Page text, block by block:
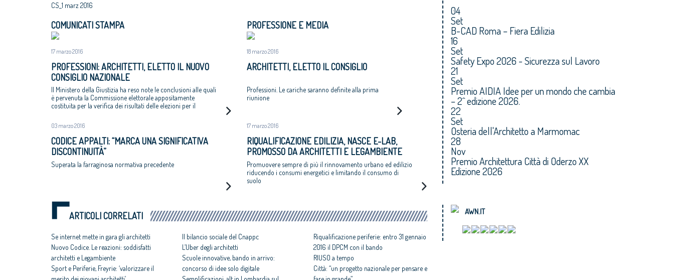
CS_1 marz 2016
COMUNICATI STAMPA
17 marzo 2016
PROFESSIONI: ARCHITETTI, ELETTO IL NUOVO
CONSIGLIO NAZIONALE
Il Ministero della Giustizia ha reso note le conclusioni alle quali
è pervenuta la Commissione elettorale appositamente
costituita per la verifica dei risultati delle elezioni per il
03 marzo 2016
CODICE APPALTI: “MARCA UNA SIGNIFICATIVA
DISCONTINUITÀ”
Superata la farraginosa normativa precedente
PROFESSIONE E MEDIA
18 marzo 2016
ARCHITETTI, ELETTO IL CONSIGLIO
Professioni. Le cariche saranno definite alla prima
riunione
17 marzo 2016
RIQUALIFICAZIONE EDILIZIA, NASCE E-LAB,
PROMOSSO DA ARCHITETTI E LEGAMBIENTE
Promuovere sempre di più il rinnovamento urbano ed edilizio
riducendo i consumi energetici e limitando il consumo di
suolo
ARTICOLI CORRELATI
Se internet mette in gara gli architetti
Nuovo Codice. Le reazioni: soddisfatti
architetti e Legambiente
Sport e Periferie, Freyrie: ‘valorizzare il
Il bilancio sociale del Cnappc
L’Uber degli architetti
Scuole innovative, bando in arrivo:
concorso di idee solo digitale
Riqualificazione periferie: entro 31 gennaio
2016 il DPCM con il bando
RIUSO a tempo
Città: “un progetto nazionale per pensare e
04
Set
B-CAD Roma – Fiera Edilizia
16
Set
Safety Expo 2026 - Sicurezza sul Lavoro
21
Set
Premio AIDIA Idee per un mondo che cambia
– 2^ edizione 2026.
22
Set
Osteria dell'Architetto a Marmomac
28
Nov
Premio Architettura Città di Oderzo XX
Edizione 2026
AWN.IT